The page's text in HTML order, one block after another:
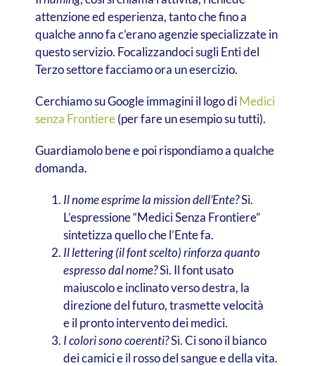
attenzione ed esperienza, tanto che fino a
qualche anno fa c’erano agenzie specializzate in
questo servizio. Focalizzandoci sugli Enti del
Terzo settore facciamo ora un esercizio.
Cerchiamo su Google immagini il logo diMedici
senza Frontiere(per fare un esempio su tutti).
Guardiamolo bene e poi rispondiamo a qualche
domanda.
Il nome esprime la mission dell’Ente?Sì.
L’espressione “Medici Senza Frontiere”
sintetizza quello che l’Ente fa.
Il lettering (il font scelto) rinforza quanto
espresso dal nome?Sì. Il font usato
maiuscolo e inclinato verso destra, la
direzione del futuro, trasmette velocità
e il pronto intervento dei medici.
I colori sono coerenti?Sì. Ci sono il bianco
dei camici e il rosso del sangue e della vita.